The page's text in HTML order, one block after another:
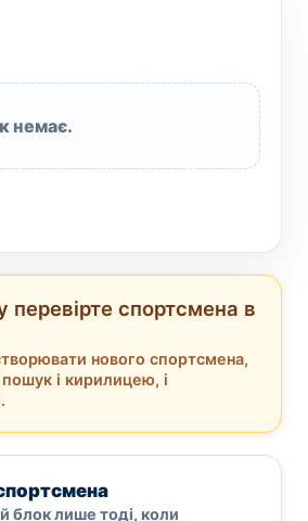
немає.
перевірте спортсмена в
нового спортсмена,
і кирилицею, і
блок лише тоді, коли